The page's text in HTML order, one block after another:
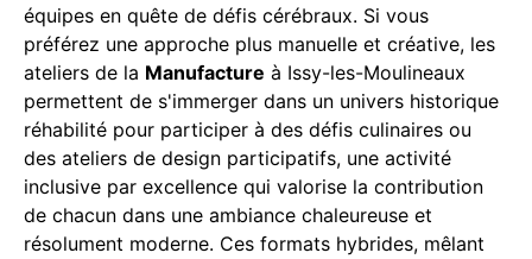
équipes en quête de défis cérébraux. Si vous
préférez une approche plus manuelle et créative, les
ateliers de la Manufacture à Issy-les-Moulineaux
permettent de s'immerger dans un univers historique
réhabilité pour participer à des défis culinaires ou
des ateliers de design participatifs, une activité
inclusive par excellence qui valorise la contribution
de chacun dans une ambiance chaleureuse et
résolument moderne. Ces formats hybrides, mêlant